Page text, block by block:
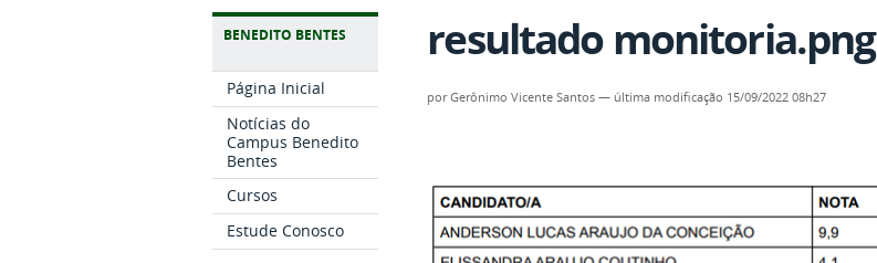
BENEDITO BENTES
Página Inicial
Notícias do
Campus Benedito
Bentes
Cursos
Estude Conosco
resultado monitoria.png
porGerônimo Vicente Santos — última modificação 15/09/2022 08h27